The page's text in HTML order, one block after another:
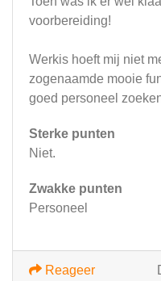
voorbereiding!
Werkis hoeft mij niet
zogenaamde mooie
goed personeel
Sterke punten
Niet.
Zwakke punten
Personeel
Reageer